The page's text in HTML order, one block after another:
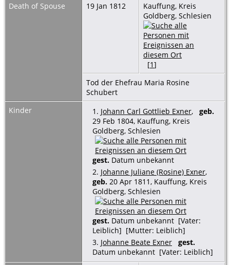
Death of Spouse
19 Jan 1812
Kauffung, Kreis
Goldberg, Schlesien
[1]
Tod der Ehefrau Maria Rosine
Schubert
Kinder
1. Johann Carl Gottlieb Exner, geb.
29 Feb 1804, Kauffung, Kreis
Goldberg, Schlesien
gest. Datum unbekannt
2. Johanne Juliane (Rosine) Exner,
geb. 20 Apr 1811, Kauffung, Kreis
Goldberg, Schlesien
gest. Datum unbekannt [Vater:
Leiblich] [Mutter: Leiblich]
3. Johanne Beate Exner
gest.
Datum unbekannt [Vater: Leiblich]